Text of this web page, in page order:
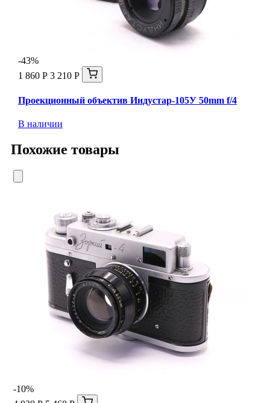
-43%
1 860 Р 3 210 Р
Проекционный объектив Индустар-105У 50mm f/4
В наличии
Похожие товары
-10%